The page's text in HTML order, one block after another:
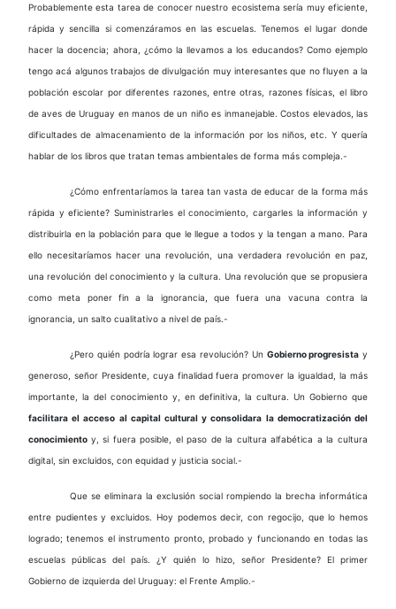
Probablemente esta tarea de conocer nuestro ecosistema sería muy eficiente,
rápida y sencilla si comenzáramos en las escuelas. Tenemos el lugar donde
hacer la docencia; ahora, ¿cómo la llevamos a los educandos? Como ejemplo
tengo acá algunos trabajos de divulgación muy interesantes que no fluyen a la
población escolar por diferentes razones, entre otras, razones físicas, el libro
de aves de Uruguay en manos de un niño es inmanejable. Costos elevados, las
dificultades de almacenamiento de la información por los niños, etc. Y quería
hablar de los libros que tratan temas ambientales de forma más compleja.-
¿Cómo enfrentaríamos la tarea tan vasta de educar de la forma más
rápida y eficiente? Suministrarles el conocimiento, cargarles la información y
distribuirla en la población para que le llegue a todos y la tengan a mano. Para
ello necesitaríamos hacer una revolución, una verdadera revolución en paz,
una revolución del conocimiento y la cultura. Una revolución que se propusiera
como meta poner fin a la ignorancia, que fuera una vacuna contra la
ignorancia, un salto cualitativo a nivel de país.-
¿Pero quién podría lograr esa revolución? Un Gobierno progresista y
generoso, señor Presidente, cuya finalidad fuera promover la igualdad, la más
importante, la del conocimiento y, en definitiva, la cultura. Un Gobierno que
facilitara el acceso al capital cultural y consolidara la democratización del
conocimiento y, si fuera posible, el paso de la cultura alfabética a la cultura
digital, sin excluidos, con equidad y justicia social.-
Que se eliminara la exclusión social rompiendo la brecha informática
entre pudientes y excluidos. Hoy podemos decir, con regocijo, que lo hemos
logrado; tenemos el instrumento pronto, probado y funcionando en todas las
escuelas públicas del país. ¿Y quién lo hizo, señor Presidente? El primer
Gobierno de izquierda del Uruguay: el Frente Amplio.-